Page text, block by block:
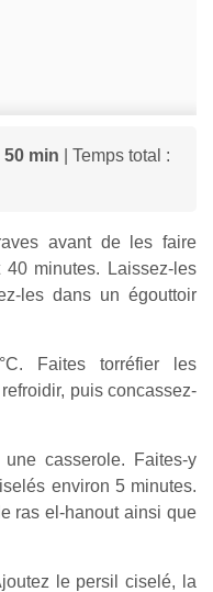
50 min | Temps total :
avant de les faire
minutes. Laissez-les
les dans un égouttoir
Faites torréfier les
puis concassez-
une casserole. Faites-y
environ 5 minutes.
ras el-hanout ainsi que
le persil ciselé, la